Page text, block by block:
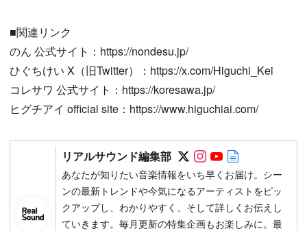
■関連リンク
のん 公式サイト：https://nondesu.jp/
ひぐちけい X（旧Twitter）：https://x.com/Higuchi_Kei
コレサワ 公式サイト：https://koresawa.jp/
ヒグチアイ official site：https://www.higuchiai.com/
リアルサウンド編集部 Follow on SNS
Follow on SNS
Follow on
あなたが知りたい音楽情報をいち早くお届け。シー
ンの最新トレンドや今気になるアーティストをピッ
クアップし、わかりやすく、そして詳しくお伝えし
ていきます。毎月更新の特集企画もお楽しみに。最